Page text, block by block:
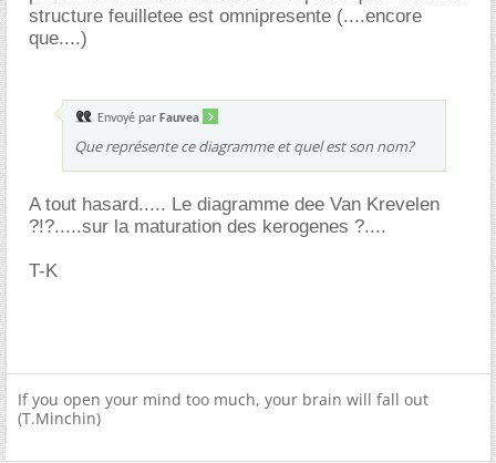
structure feuilletee est omnipresente (....encore
que....)
Envoyé par Fauvea
Que représente ce diagramme et quel est son nom?
A tout hasard..... Le diagramme dee Van Krevelen
?!?.....sur la maturation des kerogenes ?....
T-K
If you open your mind too much, your brain will fall out
(T.Minchin)